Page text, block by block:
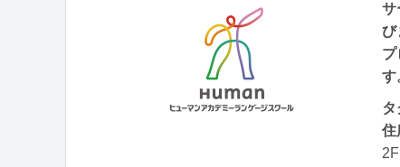
サ
び
プ
す
タ
住
2F